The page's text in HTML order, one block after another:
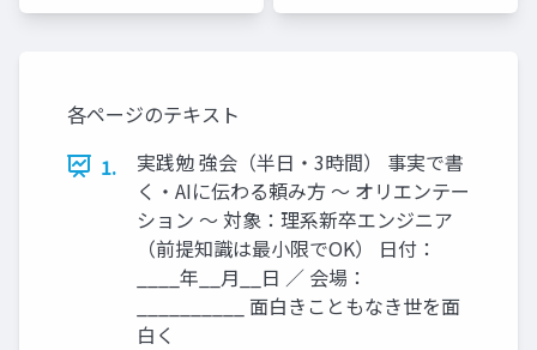
各ページのテキスト
1.
実践勉 強会（半日・3時間） 事実で書
く・AIに伝わる頼み方 ～ オリエンテー
ション ～ 対象：理系新卒エンジニア
（前提知識は最小限でOK） 日付：
____年__月__日 ／ 会場：
__________ 面白きこともなき世を面
白く